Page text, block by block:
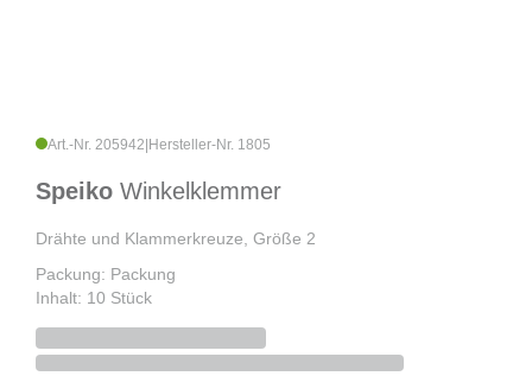
Art.-Nr. 205942 Hersteller-Nr. 1805
Speiko Winkelklemmer
Drähte und Klammerkreuze, Größe 2
Packung: Packung
Inhalt: 10 Stück